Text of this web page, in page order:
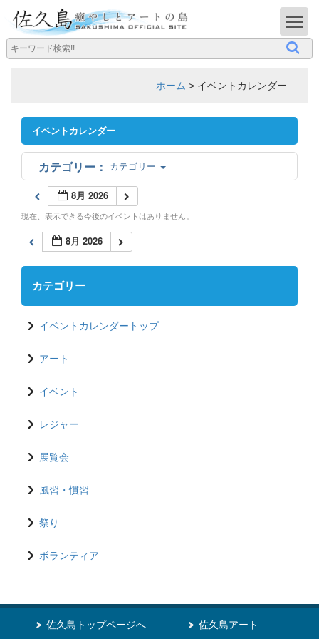
ホーム > イベントカレンダー
イベントカレンダー
カテゴリー
8月 2026
現在、表示できる今後のイベントはありません。
8月 2026
カテゴリー
イベントカレンダートップ
アート
イベント
レジャー
展覧会
風習・慣習
祭り
ボランティア
佐久島トップページへ 佐久島アート